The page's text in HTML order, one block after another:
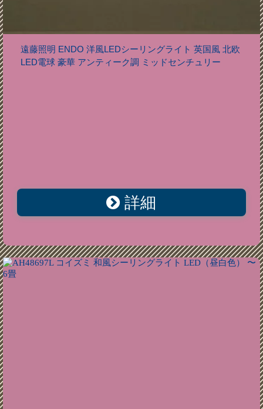
遠藤照明 ENDO 洋風LEDシーリングライト 英国風 北欧
LED電球 豪華 アンティーク調 ミッドセンチュリー
詳細